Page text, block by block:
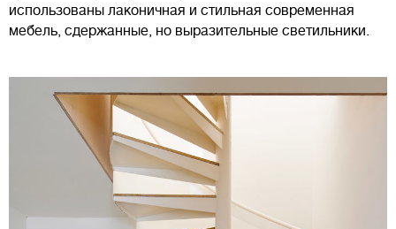
использованы лаконичная и стильная современная
мебель, сдержанные, но выразительные светильники.